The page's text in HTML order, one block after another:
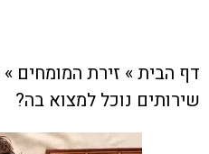
דף הבית» זירת המומחים »
שירותים נוכל למצוא בה?